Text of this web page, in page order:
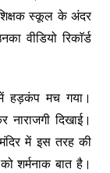
स्कूल के अंदर
वीडियो रिकाॅर्ड
में हड़कंप मच गया।
दिखाई।
में इस तरह की
शर्मनाक बात है।